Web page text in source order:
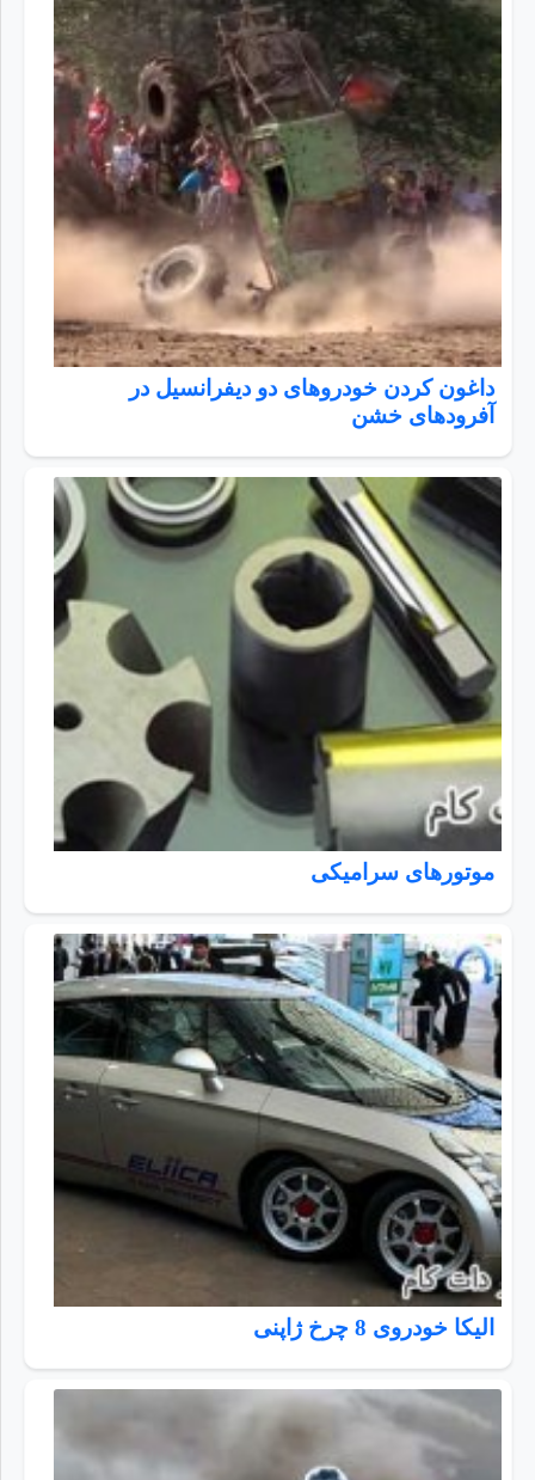
داغون کردن خودروهای دو دیفرانسیل در
آفرودهای خشن
موتورهای سرامیکی
الیکا خودروی 8 چرخ ژاپنی